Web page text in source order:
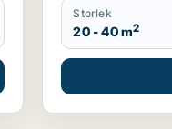
Storlek
20 - 40 m2